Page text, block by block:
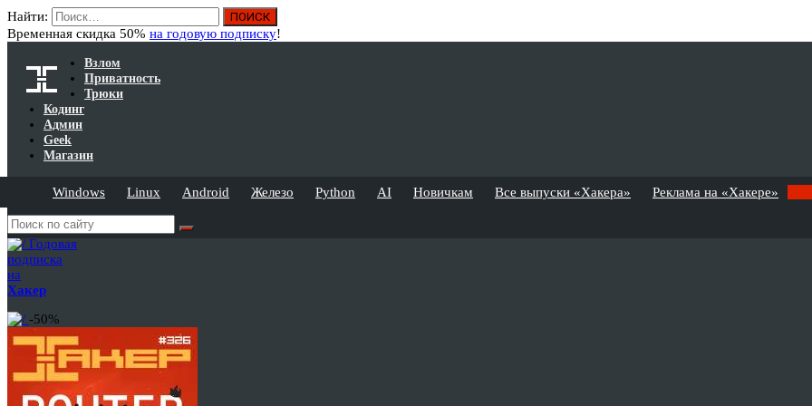
Найти:
Временная скидка 50% на годовую подписку!
Взлом
Приватность
Трюки
Кодинг
Админ
Geek
Магазин
Windows Linux Android Железо Python AI Новичкам Все выпуски «Хакера» Реклама на «Хакере»
Годовая
подписка
на
Хакер
-50%